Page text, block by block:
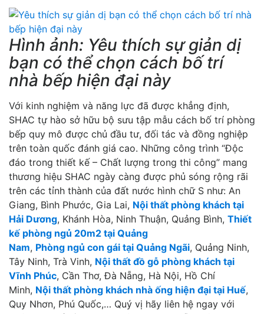
Hình ảnh: Yêu thích sự giản dị
bạn có thể chọn cách bố trí
nhà bếp hiện đại này
Với kinh nghiệm và năng lực đã được khẳng định,
SHAC tự hào sở hữu bộ sưu tập mẫu cách bố trí phòng
bếp quy mô được chủ đầu tư, đối tác và đồng nghiệp
trên toàn quốc đánh giá cao. Những công trình “Độc
đáo trong thiết kế – Chất lượng trong thi công” mang
thương hiệu SHAC ngày càng được phủ sóng rộng rãi
trên các tỉnh thành của đất nước hình chữ S như: An
Giang, Bình Phước, Gia Lai, Nội thất phòng khách tại
Hải Dương, Khánh Hòa, Ninh Thuận, Quảng Bình, Thiết
kế phòng ngủ 20m2 tại Quảng
Nam, Phòng ngủ con gái tại Quảng Ngãi, Quảng Ninh,
Tây Ninh, Trà Vinh, Nội thất đồ gỗ phòng khách tại
Vĩnh Phúc, Cần Thơ, Đà Nẵng, Hà Nội, Hồ Chí
Minh, Nội thất phòng khách nhà ống hiện đại tại Huế,
Quy Nhơn, Phú Quốc,… Quý vị hãy liên hệ ngay với